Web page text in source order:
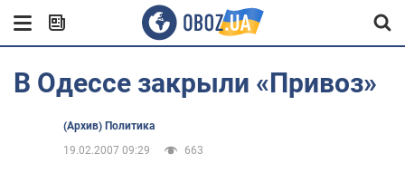
В Одессе закрыли «Привоз»
(Архив) Политика
19.02.2007 09:29
663